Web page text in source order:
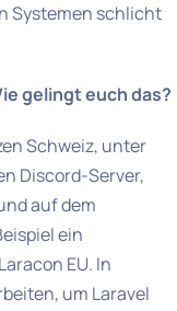
Systemen schlicht
gelingt euch das?
Schweiz, unter
Discord-Server,
auf dem
ein
EU. In
um Laravel